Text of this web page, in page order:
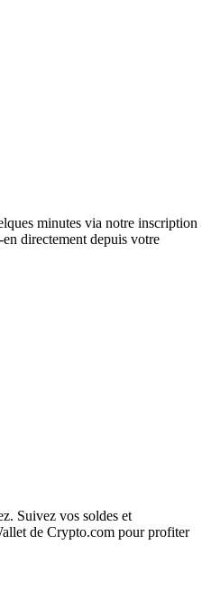
minutes via notre inscription
directement depuis votre
Suivez vos soldes et
de Crypto.com pour profiter